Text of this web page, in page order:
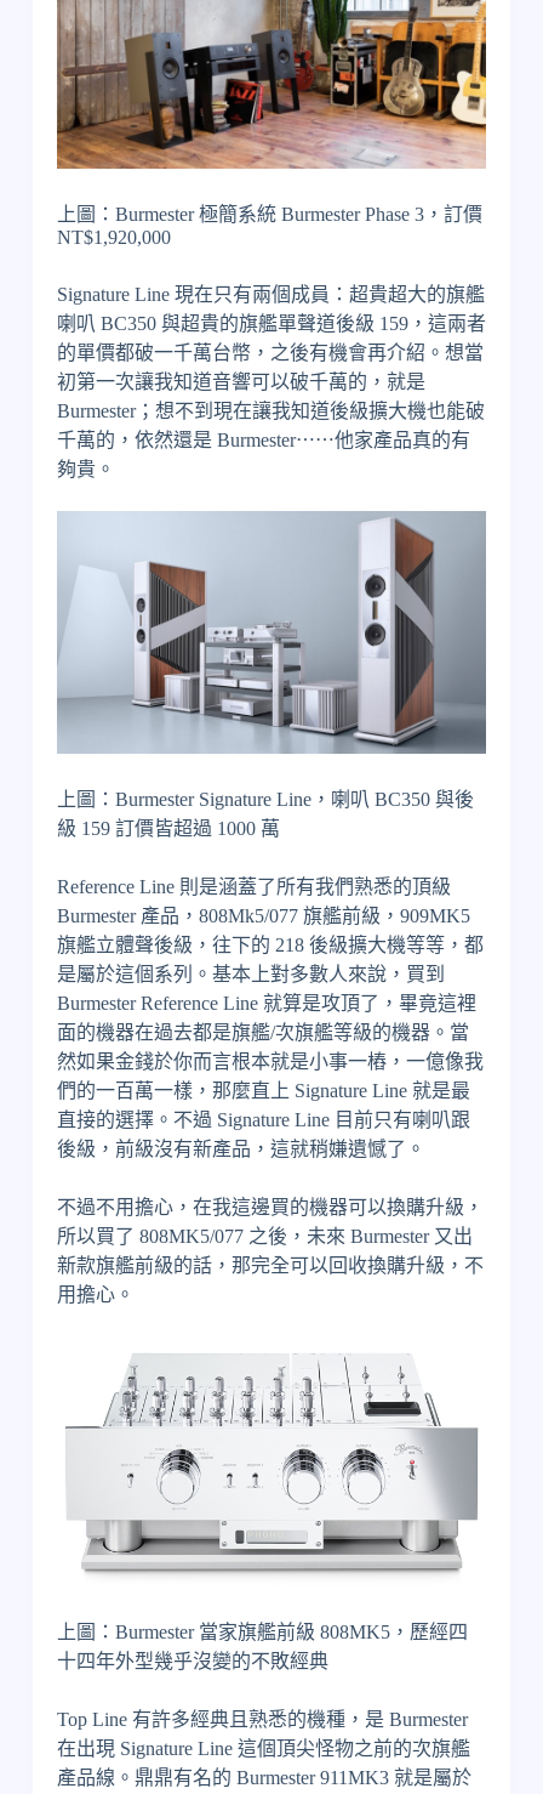
上圖：Burmester 極簡系統 Burmester Phase 3，訂價
NT$1,920,000
Signature Line 現在只有兩個成員：超貴超大的旗艦
喇叭 BC350 與超貴的旗艦單聲道後級 159，這兩者
的單價都破一千萬台幣，之後有機會再介紹。想當
初第一次讓我知道音響可以破千萬的，就是
Burmester；想不到現在讓我知道後級擴大機也能破
千萬的，依然還是 Burmester⋯⋯他家產品真的有
夠貴。
上圖：Burmester Signature Line，喇叭 BC350 與後
級 159 訂價皆超過 1000 萬
Reference Line 則是涵蓋了所有我們熟悉的頂級
Burmester 產品，808Mk5/077 旗艦前級，909MK5
旗艦立體聲後級，往下的 218 後級擴大機等等，都
是屬於這個系列。基本上對多數人來說，買到
Burmester Reference Line 就算是攻頂了，畢竟這裡
面的機器在過去都是旗艦/次旗艦等級的機器。當
然如果金錢於你而言根本就是小事一樁，一億像我
們的一百萬一樣，那麼直上 Signature Line 就是最
直接的選擇。不過 Signature Line 目前只有喇叭跟
後級，前級沒有新產品，這就稍嫌遺憾了。
不過不用擔心，在我這邊買的機器可以換購升級，
所以買了 808MK5/077 之後，未來 Burmester 又出
新款旗艦前級的話，那完全可以回收換購升級，不
用擔心。
上圖：Burmester 當家旗艦前級 808MK5，歷經四
十四年外型幾乎沒變的不敗經典
Top Line 有許多經典且熟悉的機種，是 Burmester
在出現 Signature Line 這個頂尖怪物之前的次旗艦
產品線。鼎鼎有名的 Burmester 911MK3 就是屬於